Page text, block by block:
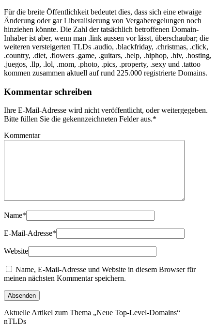
Für die breite Öffentlichkeit bedeutet dies, dass sich eine etwaige
Änderung oder gar Liberalisierung von Vergaberegelungen noch
hinziehen könnte. Die Zahl der tatsächlich betroffenen Domain-
Inhaber ist aber, wenn man .link aussen vor lässt, überschaubar; die
weiteren versteigerten TLDs .audio, .blackfriday, .christmas, .click,
.country, .diet, .flowers .game, .guitars, .help, .hiphop, .hiv, .hosting,
.juegos, .llp, .lol, .mom, .photo, .pics, .property, .sexy und .tattoo
kommen zusammen aktuell auf rund 225.000 registrierte Domains.
Kommentar schreiben
Ihre E-Mail-Adresse wird nicht veröffentlicht, oder weitergegeben.
Bitte füllen Sie die gekennzeichneten Felder aus.*
Kommentar
Name*
E-Mail-Adresse*
Website
Name, E-Mail-Adresse und Website in diesem Browser für
meinen nächsten Kommentar speichern.
Aktuelle Artikel zum Thema „Neue Top-Level-Domains“
nTLDs